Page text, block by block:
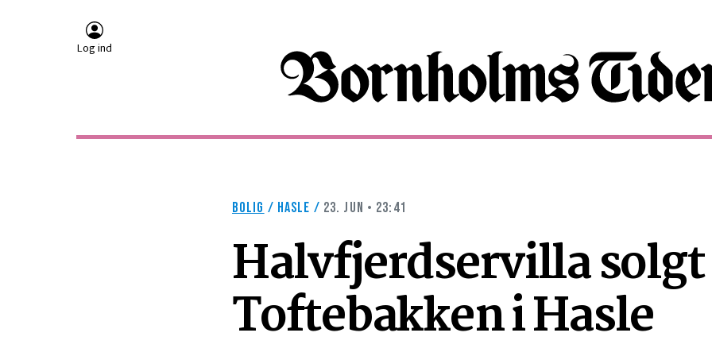
Log ind
BOLIG / HASLE / 23. JUN • 23:41
Halvfjerdservilla
Toftebakken i Hasle